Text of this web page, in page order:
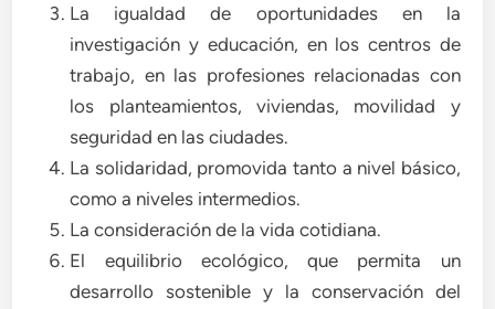
La igualdad de oportunidades en la
investigación y educación, en los centros de
trabajo, en las profesiones relacionadas con
los planteamientos, viviendas, movilidad y
seguridad en las ciudades.
La solidaridad, promovida tanto a nivel básico,
como a niveles intermedios.
La consideración de la vida cotidiana.
El equilibrio ecológico, que permita un
desarrollo sostenible y la conservación del